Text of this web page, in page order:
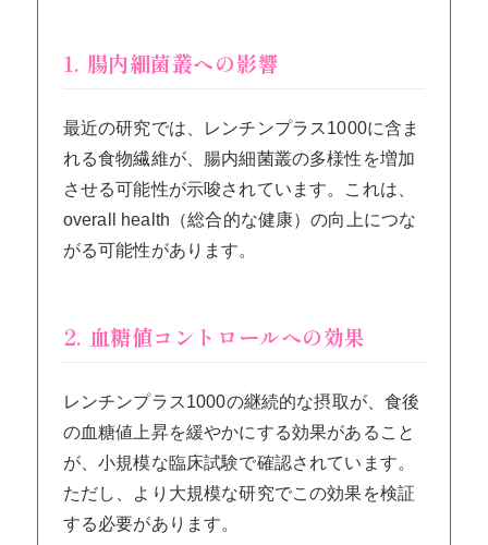
1. 腸内細菌叢への影響
最近の研究では、レンチンプラス1000に含ま
れる食物繊維が、腸内細菌叢の多様性を増加
させる可能性が示唆されています。これは、
overall health（総合的な健康）の向上につな
がる可能性があります。
2. 血糖値コントロールへの効果
レンチンプラス1000の継続的な摂取が、食後
の血糖値上昇を緩やかにする効果があること
が、小規模な臨床試験で確認されています。
ただし、より大規模な研究でこの効果を検証
する必要があります。